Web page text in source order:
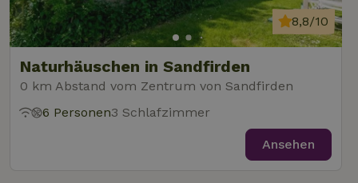
Naturhäuschen in Sandfirden
0 km Abstand vom Zentrum von Sandfirden
8,8/10
6 Personen3 Schlafzimmer
Ansehen